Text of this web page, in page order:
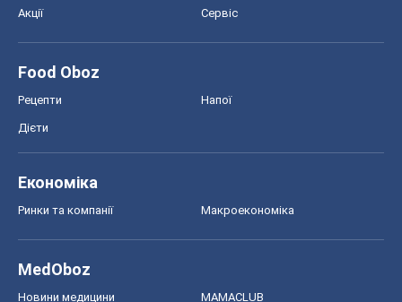
Акції Сервіс
Food Oboz
Рецепти Напої
Дієти
Економіка
Ринки та компанії Макроекономіка
MedOboz
Новини медицини MAMACLUB